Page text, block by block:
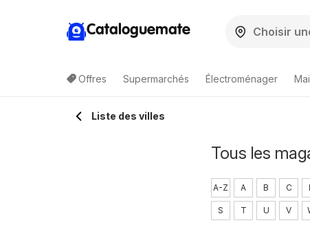
Cataloguemate
Offres Supermarchés Électroménager
Liste des villes
Tous les
A-Z A B C
S T U V